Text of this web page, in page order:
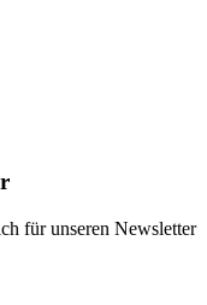
für unseren Newsletter